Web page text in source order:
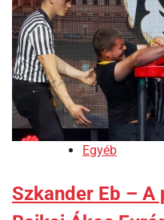
Egyéb
Szkander Eb – A